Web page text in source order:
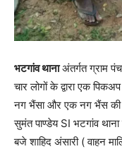
भटगांव थानाअंतर्गत ग्राम
चार लोगों के द्वारा एक
नग भैंसा और एक नग भैंस की
सुमंत पाण्डेय SI भटगांव
बजे शाहिद अंसारी ( वाहन